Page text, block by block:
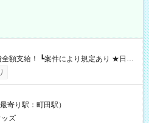
働いたその日に現金GET♪ お仕事後はコ
落とせます！ 【試用期間】試
寄り駅：町田駅）
ズ